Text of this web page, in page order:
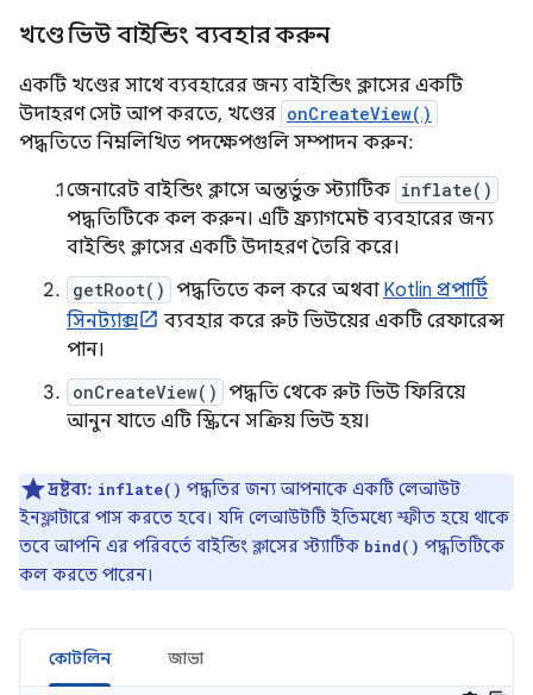
খণ্ডে ভিউ বাইন্ডিং ব্যবহার করুন
একটি খণ্ডের সাথে ব্যবহারের জন্য বাইন্ডিং ক্লাসের একটি
উদাহরণ সেট আপ করতে, খণ্ডের onCreateView()
পদ্ধতিতে নিম্নলিখিত পদক্ষেপগুলি সম্পাদন করুন:
জেনারেট বাইন্ডিং ক্লাসে অন্তর্ভুক্ত স্ট্যাটিক inflate()
পদ্ধতিটিকে কল করুন। এটি ফ্র্যাগমেন্ট ব্যবহারের জন্য
বাইন্ডিং ক্লাসের একটি উদাহরণ তৈরি করে।
getRoot() পদ্ধতিতে কল করে অথবা Kotlin প্রপার্টি
সিনট্যাক্স
ব্যবহার করে রুট ভিউয়ের একটি রেফারেন্স
পান।
onCreateView() পদ্ধতি থেকে রুট ভিউ ফিরিয়ে
আনুন যাতে এটি স্ক্রিনে সক্রিয় ভিউ হয়।
দ্রষ্টব্য: inflate() পদ্ধতির জন্য আপনাকে একটি লেআউট
ইনফ্লাটারে পাস করতে হবে। যদি লেআউটটি ইতিমধ্যে স্ফীত হয়ে থাকে
তবে আপনি এর পরিবর্তে বাইন্ডিং ক্লাসের স্ট্যাটিক bind() পদ্ধতিটিকে
কল করতে পারেন।
কোটলিন জাভা